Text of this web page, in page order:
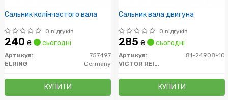
Сальник колінчастого вала
0 відгуків
240 ₴ сьогодні
Артикул:
757497
ELRING
Germany
КУПИТИ
Сальник вала двигуна
0 відгуків
285 ₴ сьогодні
Артикул:
81-24908-10
VICTOR REINZ
КУПИТИ